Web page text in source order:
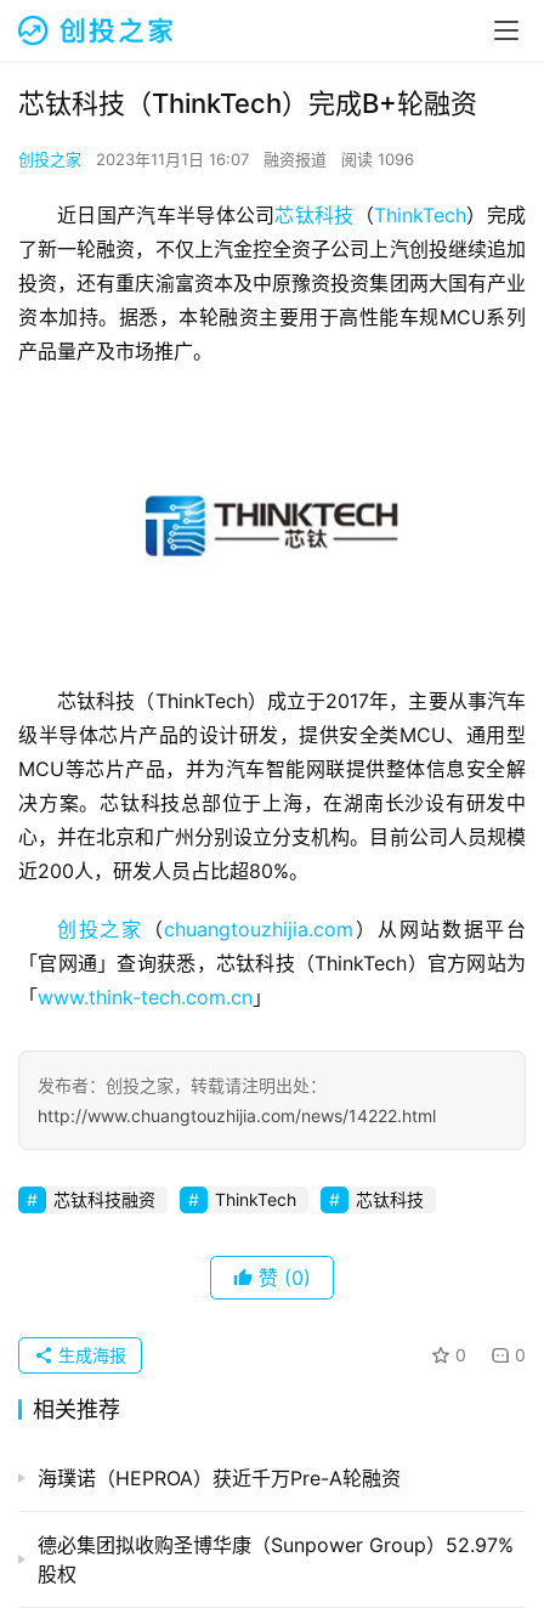
首
页
融
资
商
观
察
初
企
发
购
组
登录
芯钛科技（ThinkTech）完成B+轮融资
创投之家 2023年11月1日 16:07 融资报道 阅读 1096
近日国产汽车半导体公司芯钛科技 （ThinkTech）完成
了新一轮融资，不仅上汽金控全资子公司上汽创投继续追加
投资，还有重庆渝富资本及中原豫资投资集团两大国有产业
资本加持。据悉，本轮融资主要用于高性能车规MCU系列
产品量产及市场推广。
芯钛科技（ThinkTech）成立于2017年，主要从事汽车
级半导体芯片产品的设计研发，提供安全类MCU、通用型
MCU等芯片产品，并为汽车智能网联提供整体信息安全解
决方案。芯钛科技总部位于上海，在湖南长沙设有研发中
心，并在北京和广州分别设立分支机构。目前公司人员规模
近200人，研发人员占比超80%。
创投之家 （chuangtouzhijia.com ）从网站数据平台
「官网通」查询获悉，芯钛科技（ThinkTech）官方网站为
「www.think-tech.com.cn 」
发布者：创投之家，转载请注明出处：
http://www.chuangtouzhijia.com/news/14222.html
芯钛科技融资 ThinkTech 芯钛科技
赞 (0)
0 0
生成海报
相关推荐
海璞诺（HEPROA）获近千万Pre-A轮融资
德必集团拟收购圣博华康（Sunpower Group）52.97%
股权